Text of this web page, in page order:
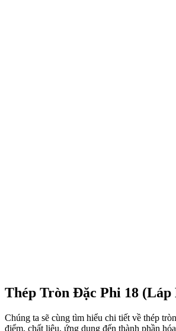
Thép Tròn Đặc Phi 18 (Láp
Chúng ta sẽ cùng tìm hiểu chi tiết về thép
điểm, chất liệu, ứng dụng đến thành phần